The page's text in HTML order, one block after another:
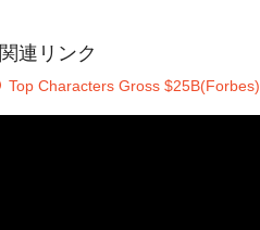
関連リンク
Top Characters Gross $25B(Forbes)